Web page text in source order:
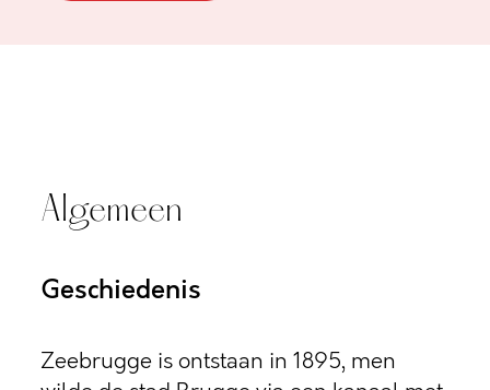
Algemeen
Geschiedenis
Zeebrugge is ontstaan in 1895, men